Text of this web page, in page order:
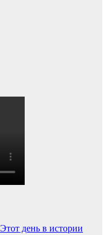
Этот день в истории